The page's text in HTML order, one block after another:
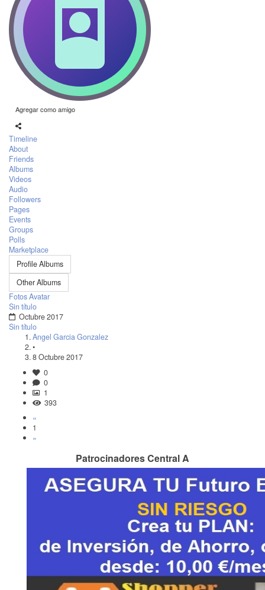
Agregar como amigo
Timeline
About
Friends
Albums
Videos
Audio
Followers
Pages
Events
Groups
Polls
Marketplace
Profile Albums
Other Albums
Fotos Avatar
Sin título
Octubre 2017
Sin título
Angel Garcia Gonzalez
•
8 Octubre 2017
0
0
1
393
«
1
»
Patrocinadores Central A